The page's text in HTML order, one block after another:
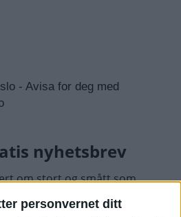
personvernet ditt